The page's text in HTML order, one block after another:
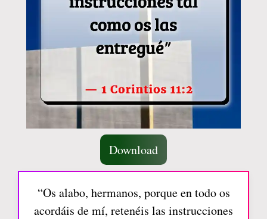
Download
“Os alabo, hermanos, porque en todo os
acordáis de mí, retenéis las instrucciones